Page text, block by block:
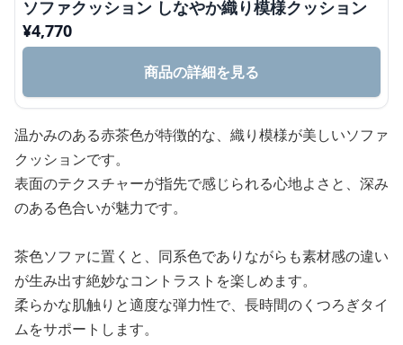
ソファクッション しなやか織り模様クッション
¥4,770
商品の詳細を見る
温かみのある赤茶色が特徴的な、織り模様が美しいソファ
クッションです。
表面のテクスチャーが指先で感じられる心地よさと、深み
のある色合いが魅力です。
茶色ソファに置くと、同系色でありながらも素材感の違い
が生み出す絶妙なコントラストを楽しめます。
柔らかな肌触りと適度な弾力性で、長時間のくつろぎタイ
ムをサポートします。